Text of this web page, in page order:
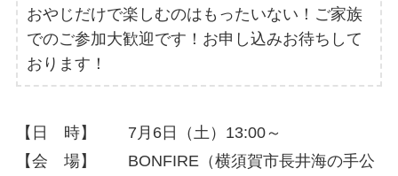
おやじだけで楽しむのはもったいない！ご家族
でのご参加大歓迎です！お申し込みお待ちして
おります！
【日 時】 7月6日（土）13:00～
【会 場】 BONFIRE（横須賀市長井海の手公